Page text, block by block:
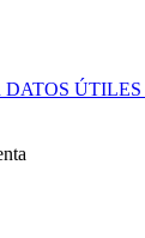
DATOS ÚTILES